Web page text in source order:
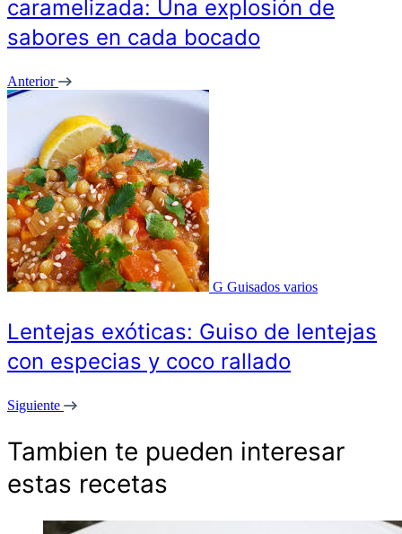
caramelizada: Una explosión de
sabores en cada bocado
Anterior
G Guisados varios
Lentejas exóticas: Guiso de lentejas
con especias y coco rallado
Siguiente
Tambien te pueden interesar
estas recetas